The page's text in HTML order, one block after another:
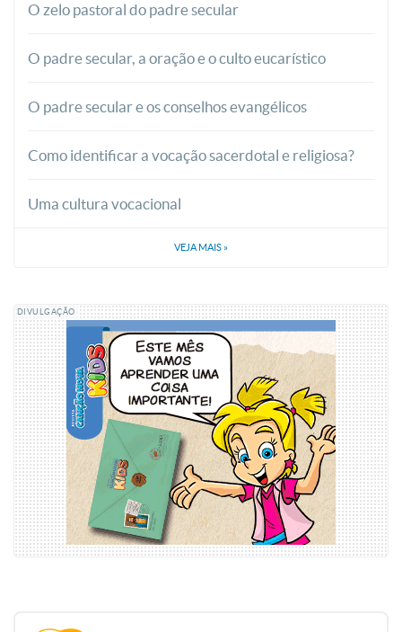
O zelo pastoral do padre secular
O padre secular, a oração e o culto eucarístico
O padre secular e os conselhos evangélicos
Como identificar a vocação sacerdotal e religiosa?
Uma cultura vocacional
VEJA MAIS »
DIVULGAÇÃO